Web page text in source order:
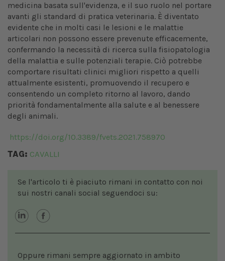
medicina basata sull'evidenza, e il suo ruolo nel portare
avanti gli standard di pratica veterinaria. È diventato
evidente che in molti casi le lesioni e le malattie
articolari non possono essere prevenute efficacemente,
confermando la necessità di ricerca sulla fisiopatologia
della malattia e sulle potenziali terapie. Ciò potrebbe
comportare risultati clinici migliori rispetto a quelli
attualmente esistenti, promuovendo il recupero e
consentendo un completo ritorno al lavoro, dando
priorità fondamentalmente alla salute e al benessere
degli animali.
https://doi.org/10.3389/fvets.2021.758970
TAG: CAVALLI
Se l'articolo ti è piaciuto rimani in contatto con noi
sui nostri canali social seguendoci su:
Oppure rimani sempre aggiornato in ambito